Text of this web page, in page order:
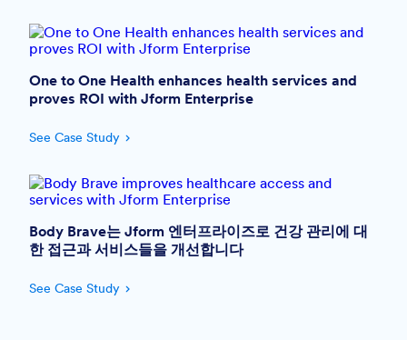
One to One Health enhances health services and
proves ROI with Jform Enterprise
See Case Study
Body Brave는 Jform 엔터프라이즈로 건강 관리에 대
한 접근과 서비스들을 개선합니다
See Case Study